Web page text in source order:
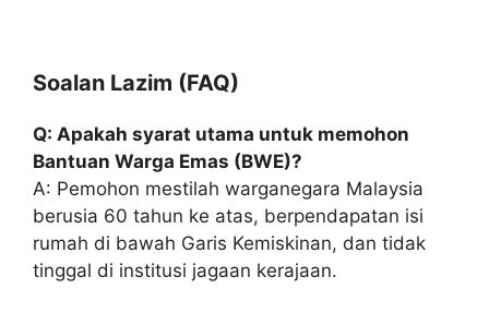
Soalan Lazim (FAQ)
Q: Apakah syarat utama untuk memohon
Bantuan Warga Emas (BWE)?
A: Pemohon mestilah warganegara Malaysia
berusia 60 tahun ke atas, berpendapatan isi
rumah di bawah Garis Kemiskinan, dan tidak
tinggal di institusi jagaan kerajaan.